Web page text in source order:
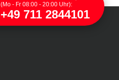
(Mo - Fr 08:00 - 20:00 Uhr):
+49 711 2844101